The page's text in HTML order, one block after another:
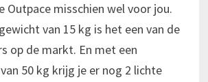
Outpace misschien wel voor jou.
van 15 kg is het een van de
op de markt. En met een
50 kg krijg je er nog 2 lichte